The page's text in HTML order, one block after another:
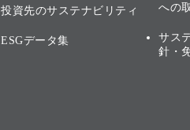
投資先のサステナビリティ
ESGデータ集
への
サス
針・